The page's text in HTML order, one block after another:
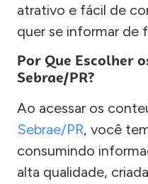
atrativo e fácil de
quer se informar de
Por Que Escolher
Sebrae/PR?
Ao acessar os
Sebrae/PR, você
consumindo
alta qualidade,